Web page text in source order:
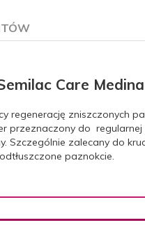
Care
regenerację zniszczonych
przeznaczony do
Szczególnie zalecany do
paznokcie.